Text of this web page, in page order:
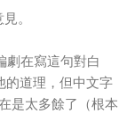
。
劇在寫這句對白
的道理，但中文字
是太多餘了（根本